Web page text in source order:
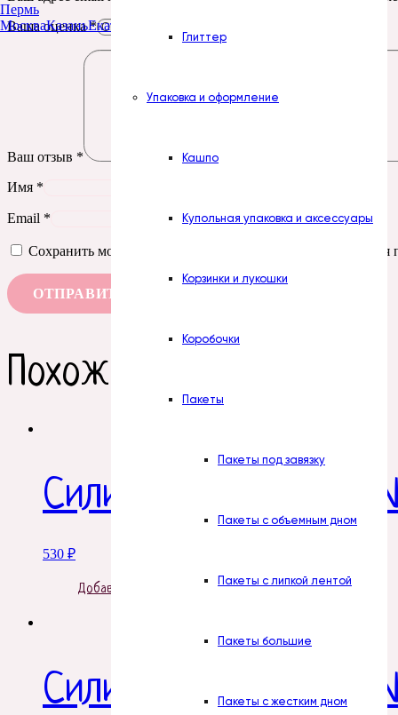
Глиттер
Упаковка и оформление
Кашпо
Купольная упаковка и аксессуары
Корзинки и лукошки
Коробочки
Пакеты
Пакеты под завязку
Пакеты с объемным дном
Пакеты с липкой лентой
Пакеты большие
Пакеты с жестким дном
Пермь
МоскваКазаньЕкатеринбург
Ваша оценка*
Ваш отзыв *
Имя *
Email *
Сохранить моё имя, email и адрес сайта в этом браузере
Похожие товары
Силиконовая
530 ₽
Добавить в корзину
Силиконовая форма